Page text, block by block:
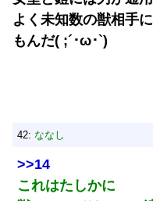
よく未知数の獣相手
もんだ( ;´･ω･`)
42: ななし
>>14
これはたしかに